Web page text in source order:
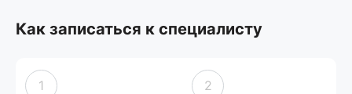
Как записаться к специалисту
1 2